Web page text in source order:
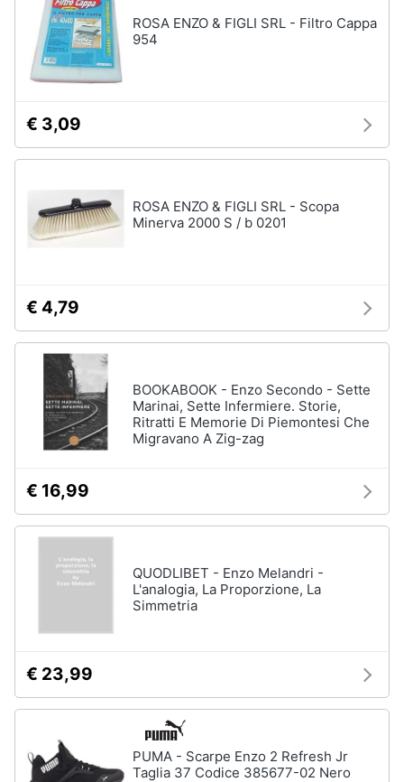
ROSA ENZO & FIGLI SRL - Filtro Cappa
954
€ 3,09
ROSA ENZO & FIGLI SRL - Scopa
Minerva 2000 S / b 0201
€ 4,79
BOOKABOOK - Enzo Secondo - Sette
Marinai, Sette Infermiere. Storie,
Ritratti E Memorie Di Piemontesi Che
Migravano A Zig-zag
€ 16,99
QUODLIBET - Enzo Melandri -
L'analogia, La Proporzione, La
Simmetria
€ 23,99
PUMA - Scarpe Enzo 2 Refresh Jr
Taglia 37 Codice 385677-02 Nero